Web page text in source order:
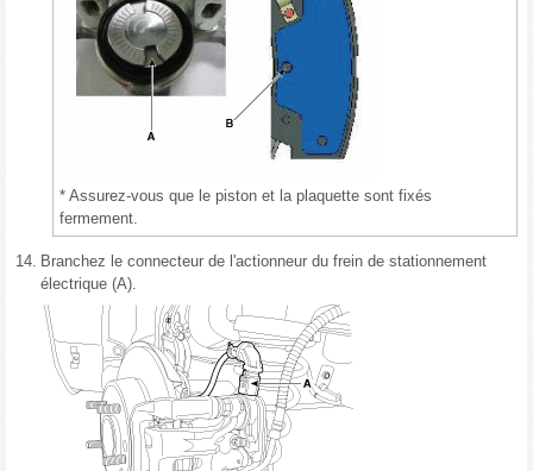
* Assurez-vous que le piston et la plaquette sont fixés
fermement.
14. Branchez le connecteur de l'actionneur du frein de stationnement
électrique (A).